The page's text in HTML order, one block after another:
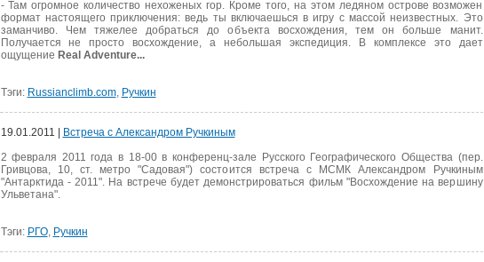
- Там огромное количество нехоженых гор. Кроме того, на этом ледяном острове возможен
формат настоящего приключения: ведь ты включаешься в игру с массой неизвестных. Это
заманчиво. Чем тяжелее добраться до объекта восхождения, тем он больше манит.
Получается не просто восхождение, а небольшая экспедиция. В комплексе это дает
ощущение Real Adventure...
Тэги: Russianclimb.com, Ручкин
19.01.2011 |
Встреча с Александром Ручкиным
2 февраля 2011 года в 18-00 в конференц-зале Русского Географического Общества (пер.
Гривцова, 10, ст. метро "Садовая") состоится встреча с МСМК Александром Ручкиным
"Антарктида - 2011". На встрече будет демонстрироваться фильм "Восхождение на вершину
Ульветана".
Тэги: РГО, Ручкин